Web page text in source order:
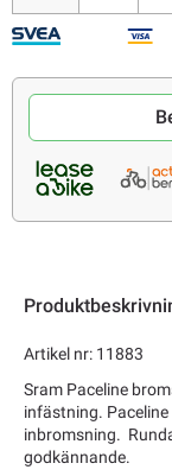
Artikel nr: 11883
Sram Paceline
infästning.
inbromsning.
godkännande.